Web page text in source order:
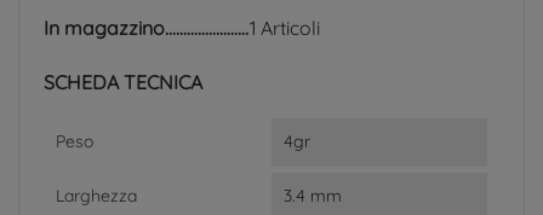
In magazzino
1 Articoli
SCHEDA TECNICA
Peso 4gr
Larghezza 3.4 mm